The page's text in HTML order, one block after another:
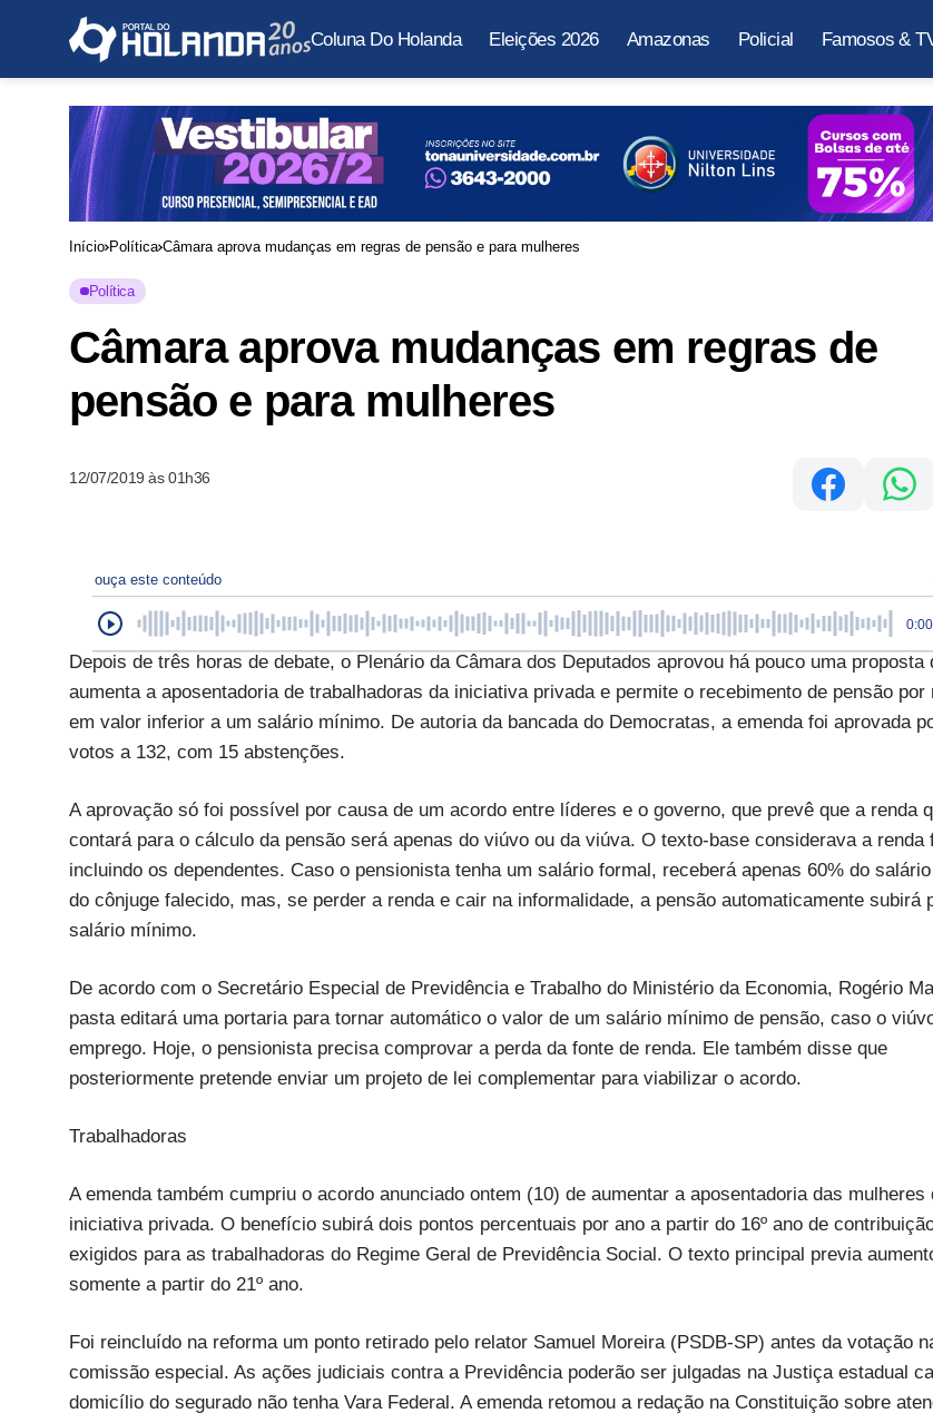
Coluna Do Holanda Eleições 2026 Amazonas Policial Famosos &
Início Política Câmara aprova mudanças em regras de pensão e para mulheres
Política
Câmara aprova mudanças em regras de
pensão e para mulheres
12/07/2019 às 01h36
ouça este conteúdo
0:00
Depois de três horas de debate, o Plenário da Câmara dos Deputados aprovou há pouco uma proposta
aumenta a aposentadoria de trabalhadoras da iniciativa privada e permite o recebimento de pensão por
em valor inferior a um salário mínimo. De autoria da bancada do Democratas, a emenda foi aprovada
votos a 132, com 15 abstenções.
A aprovação só foi possível por causa de um acordo entre líderes e o governo, que prevê que a renda
contará para o cálculo da pensão será apenas do viúvo ou da viúva. O texto-base considerava a renda
incluindo os dependentes. Caso o pensionista tenha um salário formal, receberá apenas 60% do
do cônjuge falecido, mas, se perder a renda e cair na informalidade, a pensão automaticamente subirá
salário mínimo.
De acordo com o Secretário Especial de Previdência e Trabalho do Ministério da Economia, Rogério
pasta editará uma portaria para tornar automático o valor de um salário mínimo de pensão, caso o
emprego. Hoje, o pensionista precisa comprovar a perda da fonte de renda. Ele também disse que
posteriormente pretende enviar um projeto de lei complementar para viabilizar o acordo.
Trabalhadoras
A emenda também cumpriu o acordo anunciado ontem (10) de aumentar a aposentadoria das mulheres
iniciativa privada. O benefício subirá dois pontos percentuais por ano a partir do 16º ano de
exigidos para as trabalhadoras do Regime Geral de Previdência Social. O texto principal previa
somente a partir do 21º ano.
Foi reincluído na reforma um ponto retirado pelo relator Samuel Moreira (PSDB-SP) antes da votação
comissão especial. As ações judiciais contra a Previdência poderão ser julgadas na Justiça estadual
domicílio do segurado não tenha Vara Federal. A emenda retomou a redação na Constituição sobre